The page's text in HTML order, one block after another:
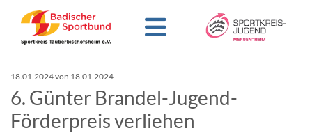
18.01.2024von 18.01.2024
6. Günter Brandel-Jugend-
Förderpreis verliehen